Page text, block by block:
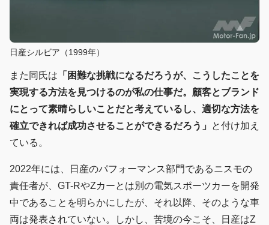
日産シルビア（1999年）
また同氏は 「困難な挑戦になるだろうが、こうしたことを
実現する方法を見つけるのが私の仕事だ。顧客とブランド
にとって素晴らしいことだと考えているし、適切な方法を
確立できれば成功させることができるだろう」 と付け加え
ている。
2022年には、日産のパフォーマンス部門であるニスモの
責任者が、GT-RやZカーとは別の電気スポーツカーを開発
中であることを明らかにしたが、それ以降、そのような車
両は発表されていない。しかし、苦境の今こそ、日産はZ